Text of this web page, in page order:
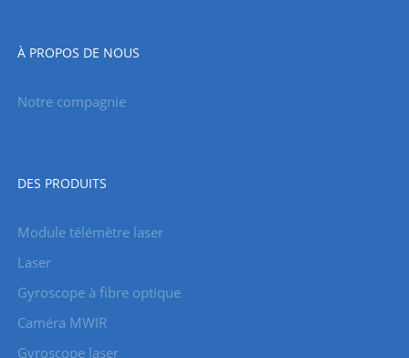
À PROPOS DE NOUS
Notre compagnie
DES PRODUITS
Module télémètre laser
Laser
Gyroscope à fibre optique
Caméra MWIR
Gyroscope laser